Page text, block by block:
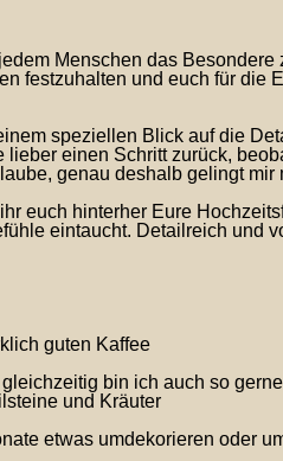
Menschen das
festzuhalten und euch für die
speziellen Blick auf die
lieber einen Schritt zurück,
genau deshalb gelingt mir
euch hinterher Eure
eintaucht. Detailreich und
guten Kaffee
bin ich auch so
und Kräuter
etwas umdekorieren oder